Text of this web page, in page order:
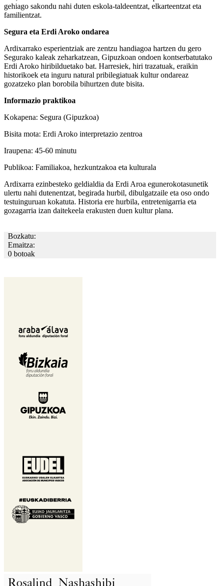
gehiago sakondu nahi duten eskola-taldeentzat, elkarteentzat eta
familientzat.
Segura eta Erdi Aroko ondarea
Ardixarrako esperientziak are zentzu handiagoa hartzen du gero
Segurako kaleak zeharkatzean, Gipuzkoan ondoen kontserbatutako
Erdi Aroko hiribilduetako bat. Harresiek, hiri trazatuak, eraikin
historikoek eta inguru natural pribilegiatuak kultur ondareaz
gozatzeko plan borobila bihurtzen dute bisita.
Informazio praktikoa
Kokapena: Segura (Gipuzkoa)
Bisita mota: Erdi Aroko interpretazio zentroa
Iraupena: 45-60 minutu
Publikoa: Familiakoa, hezkuntzakoa eta kulturala
Ardixarra ezinbesteko geldialdia da Erdi Aroa egunerokotasunetik
ulertu nahi dutenentzat, begirada hurbil, dibulgatzaile eta oso ondo
testuinguruan kokatuta. Historia ere hurbila, entretenigarria eta
gozagarria izan daitekeela erakusten duen kultur plana.
Bozkatu:
Emaitza:
0 botoak